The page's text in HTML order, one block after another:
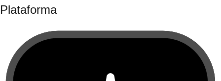
Plataforma